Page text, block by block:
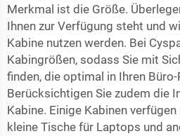
Merkmal ist die Größe.
Ihnen zur Verfügung steht und
Kabine nutzen werden. Bei
Kabingrößen, sodass Sie mit
finden, die optimal in Ihren
Berücksichtigen Sie zudem die
Kabine. Einige Kabinen
kleine Tische für Laptops und